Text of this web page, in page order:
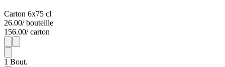
Carton 6x75 cl
26.00/ bouteille
156.00/ carton
1
1 Bout.